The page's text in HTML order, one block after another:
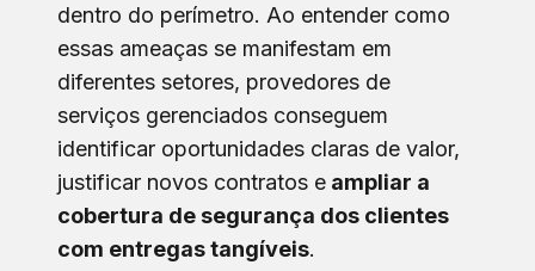
dentro do perímetro. Ao entender como
essas ameaças se manifestam em
diferentes setores, provedores de
serviços gerenciados conseguem
identificar oportunidades claras de valor,
justificar novos contratos e ampliar a
cobertura de segurança dos clientes
com entregas tangíveis.